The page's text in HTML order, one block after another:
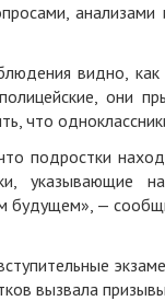
видно,
они
что
подростки
будущем», —